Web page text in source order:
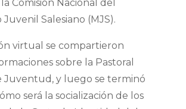
Comisión Nacional del
Salesiano (MJS).
virtual se compartieron
sobre la Pastoral
Juventud, y luego se terminó
será la socialización de los